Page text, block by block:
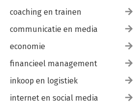
coaching en trainen
communicatie en media
economie
financieel management
inkoop en logistiek
internet en social media